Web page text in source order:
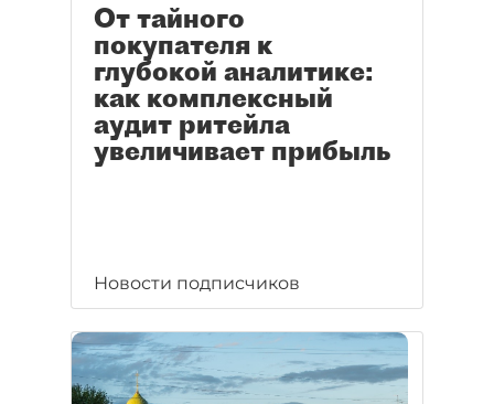
От тайного
покупателя к
глубокой аналитике:
как комплексный
аудит ритейла
увеличивает прибыль
Новости подписчиков